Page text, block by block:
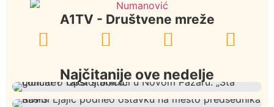
A1TV - Društvene mreže
Najčitanije ove nedelje